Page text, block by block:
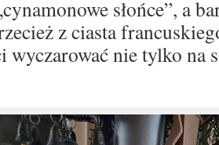
słońce”, a
z ciasta
wyczarować nie tylko na